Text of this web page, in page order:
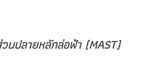
นปลายหลักล่อฟ้า (MAST)